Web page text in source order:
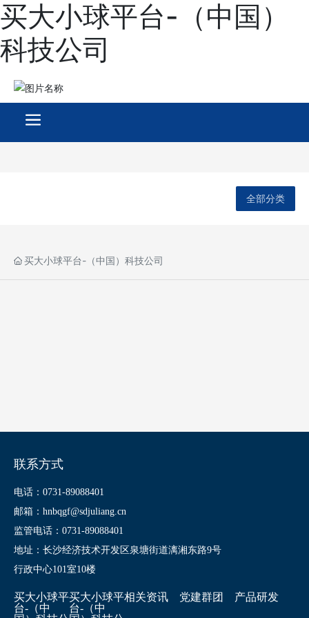
买大小球平台-（中国）
科技公司
全部分类
买大小球平台-（中国）科技公司
联系方式
电话：0731-89088401
邮箱：hnbqgf@sdjuliang.cn
监管电话：0731-89088401
地址：长沙经济技术开发区泉塘街道漓湘东路9号
行政中心101室10楼
买大小球平
台-（中
买大小球平
台-（中
相关资讯 党建群团 产品研发